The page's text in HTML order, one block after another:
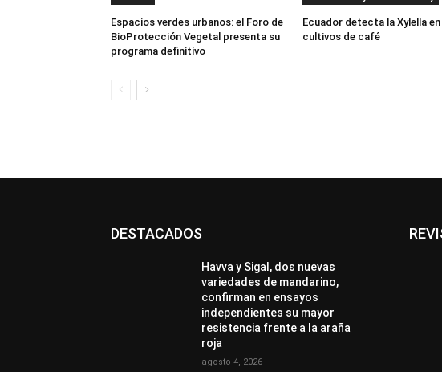
Espacios verdes urbanos: el Foro de
BioProtección Vegetal presenta su
programa definitivo
Ecuador detecta la Xylella en
cultivos de café
DESTACADOS
Havva y Sigal, dos nuevas
variedades de mandarino,
confirman en ensayos
independientes su mayor
resistencia frente a la araña
roja
agosto 4, 2026